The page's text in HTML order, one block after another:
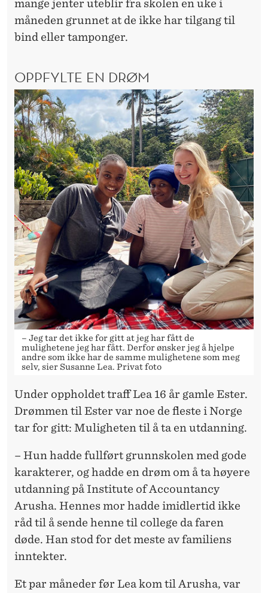
mange jenter uteblir fra skolen en uke i
måneden grunnet at de ikke har tilgang til
bind eller tamponger.
OPPFYLTE EN DRØM
– Jeg tar det ikke for gitt at jeg har fått de
mulighetene jeg har fått. Derfor ønsker jeg å hjelpe
andre som ikke har de samme mulighetene som meg
selv, sier Susanne Lea. Privat foto
Under oppholdet traff Lea 16 år gamle Ester.
Drømmen til Ester var noe de fleste i Norge
tar for gitt: Muligheten til å ta en utdanning.
– Hun hadde fullført grunnskolen med gode
karakterer, og hadde en drøm om å ta høyere
utdanning på Institute of Accountancy
Arusha. Hennes mor hadde imidlertid ikke
råd til å sende henne til college da faren
døde. Han stod for det meste av familiens
inntekter.
Et par måneder før Lea kom til Arusha, var